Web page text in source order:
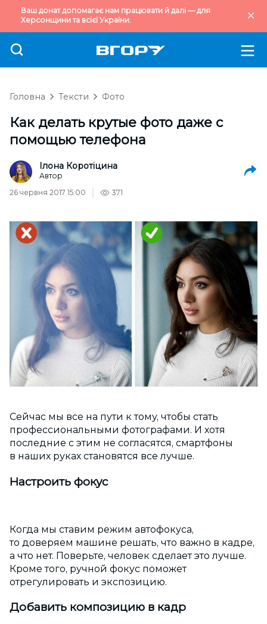
Ваш донат допомагає нам працювати й далі — для
Херсонщини та всієї України.
Головна Тексти Фото
Как делать крутые фото даже с
помощью телефона
Ілона Коротіцина
Автор
26 червня 2017 15:00
371
Сейчас мы все на пути к тому, чтобы стать
профессиональными фотографами. И хотя
последние с этим не согласятся, смартфоны
в наших руках становятся все лучше.
Настроить фокус
Когда мы ставим режим автофокуса,
то доверяем машине решать, что важно в кадре,
а что нет. Поверьте, человек сделает это лучше.
Кроме того, ручной фокус поможет
отрегулировать и экспозицию.
Добавить композицию в кадр